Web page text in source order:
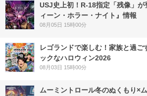
USJ史上初！R-18指定「残像」
ィーン・ホラー・ナイト』情報
08月05日 15時00分
レゴランドで楽しむ！家族と過ご
ックなハロウィン2026
08月03日 15時00分
ムーミントロール冬のぬくもり×